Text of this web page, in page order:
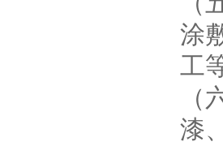
涂
工
漆